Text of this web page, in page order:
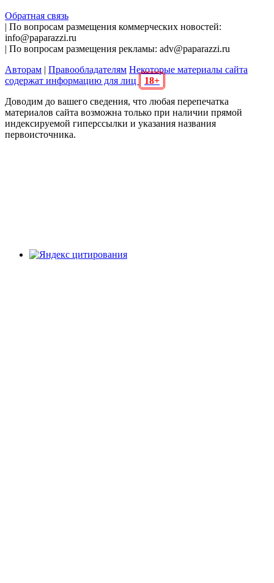
Обратная связь
| По вопросам размещения коммерческих новостей:
info@paparazzi.ru
| По вопросам размещения рекламы: adv@paparazzi.ru
Авторам | Правообладателям Некоторые материалы сайта
содержат информацию для лиц
18+
Доводим до вашего сведения, что любая перепечатка
материалов сайта возможна только при наличии прямой
индексируемой гиперссылки и указания названия
первоисточника.